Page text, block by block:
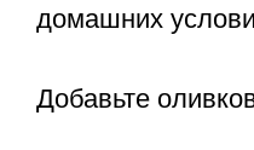
Добавьте